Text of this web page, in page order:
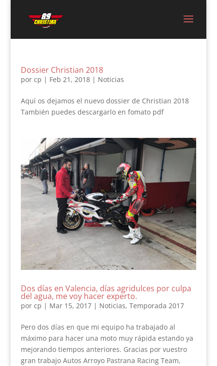
Dossier Christian 2018
por cp | Feb 21, 2018| Noticias
Aquí os dejamos el nuevo dossier de Christian 2018
También puedes descargarlo en fomato pdf
Dos días en Valencia, días agridulces por culpa
del agua, me voy hacer experto.
por cp | Mar 15, 2017| Noticias, Temporada 2017
Pero dos días en que mi equipo ha trabajado al
máximo para hacer una moto muy rápida estando ya
mejorando tiempos anteriores. Gracias por vuestro
gran trabajo Autos Arroyo Pastrana Racing Team,